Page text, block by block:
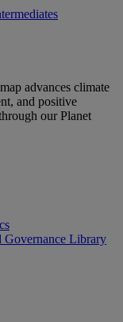
advances climate
and positive
our Planet
Governance Library